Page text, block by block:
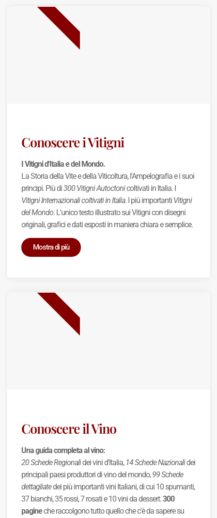
Conoscere i Vitigni
I Vitigni d'Italia e del Mondo.
La Storia della Vite e della Viticoltura, l'Ampelografia e i suoi
principi. Più di300 Vitigni Autoctonicoltivati in Italia. I
Vitigni Internazionali coltivati in Italia. I più importanti Vitigni
del Mondo. L'unico testo illustrato sui Vitigni con disegni
originali, grafici e dati esposti in maniera chiara e semplice.
Mostra di più
NUOVA USCITA
Conoscere il Vino
Una guida completa al vino:
20 Schede Regionalidei vini d'Italia, 14 Schede Nazionalidei
principali paesi produttori di vino del mondo,99 Schede
dettagliatedei più importanti vini Italiani, di cui 10 spumanti,
37 bianchi, 35 rossi, 7 rosati e 10 vini da dessert.300
pagineche raccolgono tutto quello che c'è da sapere su
BEST SELLER